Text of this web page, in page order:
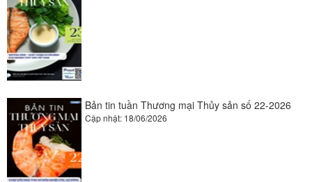
Bản tin tuần Thương mại Thủy sản số 22-2026
Cập nhật: 18/06/2026